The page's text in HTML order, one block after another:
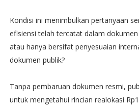
Kondisi ini menimbulkan pertanyaan
efisiensi telah tercatat dalam
atau hanya bersifat penyesuaian
dokumen publik?
Tanpa pembaruan dokumen resmi,
untuk mengetahui rincian realokasi